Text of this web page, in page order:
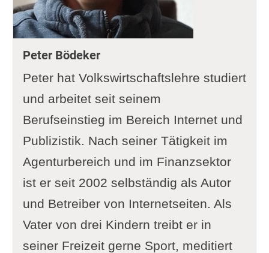
Peter Bödeker
Peter hat Volkswirtschaftslehre studiert
und arbeitet seit seinem
Berufseinstieg im Bereich Internet und
Publizistik. Nach seiner Tätigkeit im
Agenturbereich und im Finanzsektor
ist er seit 2002 selbständig als Autor
und Betreiber von Internetseiten. Als
Vater von drei Kindern treibt er in
seiner Freizeit gerne Sport, meditiert